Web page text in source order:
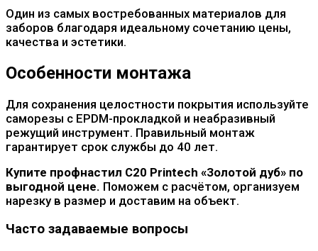
Один из самых востребованных материалов для
заборов благодаря идеальному сочетанию цены,
качества и эстетики.
Особенности монтажа
Для сохранения целостности покрытия используйте
саморезы с EPDM-прокладкой и неабразивный
режущий инструмент. Правильный монтаж
гарантирует срок службы до 40 лет.
Купите профнастил C20 Printech «Золотой дуб» по
выгодной цене. Поможем с расчётом, организуем
нарезку в размер и доставим на объект.
Часто задаваемые вопросы